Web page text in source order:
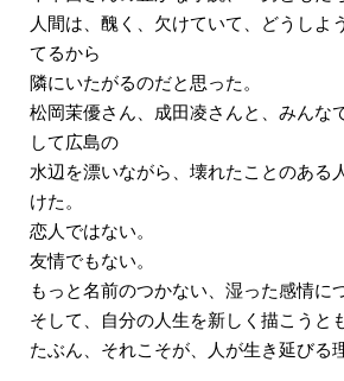
人間は、醜く、欠けていて、どうしよ
てるから
隣にいたがるのだと思った。
松岡茉優さん、成田凌さんと、みんな
して広島の
水辺を漂いながら、壊れたことのある
けた。
恋人ではない。
友情でもない。
もっと名前のつかない、湿った感情に
そして、自分の人生を新しく描こうと
たぶん、それこそが、人が生き延びる